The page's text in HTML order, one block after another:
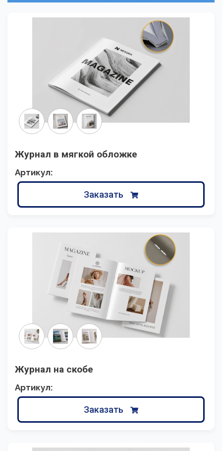
Журнал в мягкой обложке
Артикул:
Заказать
Журнал на скобе
Артикул:
Заказать